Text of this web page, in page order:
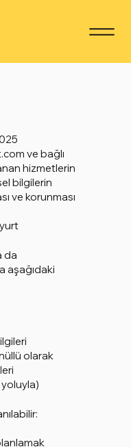
ve bağlı
hizmetlerin
bilgilerin
ve korunması
da
aşağıdaki
olarak